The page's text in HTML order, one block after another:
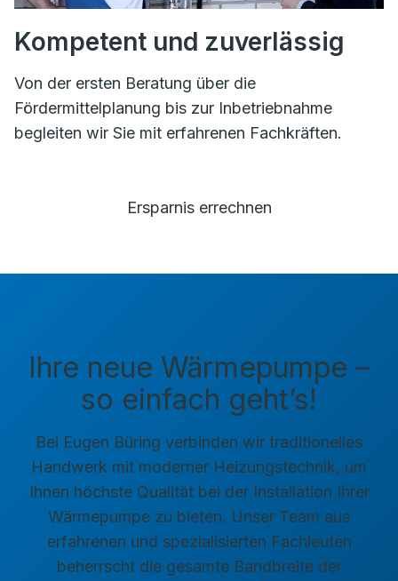
Kompetent und zuverlässig
Von der ersten Beratung über die
Fördermittelplanung bis zur Inbetriebnahme
begleiten wir Sie mit erfahrenen Fachkräften.
Ersparnis errechnen
Ihre neue Wärmepumpe –
so einfach geht’s!
Bei Eugen Büring verbinden wir traditionelles
Handwerk mit moderner Heizungstechnik, um
Ihnen höchste Qualität bei der Installation Ihrer
Wärmepumpe zu bieten. Unser Team aus
erfahrenen und spezialisierten Fachleuten
beherrscht die gesamte Bandbreite der